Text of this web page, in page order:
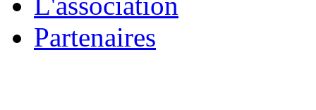
Partenaires